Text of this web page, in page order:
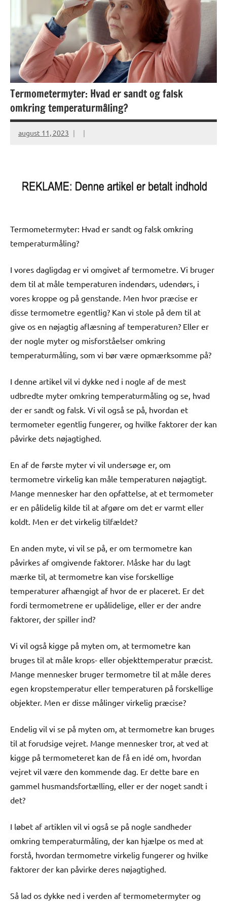
Termometermyter: Hvad er sandt og falsk
omkring temperaturmåling?
august 11, 2023
Termometermyter: Hvad er sandt og falsk omkring
temperaturmåling?
I vores dagligdag er vi omgivet af termometre. Vi bruger
dem til at måle temperaturen indendørs, udendørs, i
vores kroppe og på genstande. Men hvor præcise er
disse termometre egentlig? Kan vi stole på dem til at
give os en nøjagtig aflæsning af temperaturen? Eller er
der nogle myter og misforståelser omkring
temperaturmåling, som vi bør være opmærksomme på?
I denne artikel vil vi dykke ned i nogle af de mest
udbredte myter omkring temperaturmåling og se, hvad
der er sandt og falsk. Vi vil også se på, hvordan et
termometer egentlig fungerer, og hvilke faktorer der kan
påvirke dets nøjagtighed.
En af de første myter vi vil undersøge er, om
termometre virkelig kan måle temperaturen nøjagtigt.
Mange mennesker har den opfattelse, at et termometer
er en pålidelig kilde til at afgøre om det er varmt eller
koldt. Men er det virkelig tilfældet?
En anden myte, vi vil se på, er om termometre kan
påvirkes af omgivende faktorer. Måske har du lagt
mærke til, at termometre kan vise forskellige
temperaturer afhængigt af hvor de er placeret. Er det
fordi termometrene er upålidelige, eller er der andre
faktorer, der spiller ind?
Vi vil også kigge på myten om, at termometre kan
bruges til at måle krops- eller objekttemperatur præcist.
Mange mennesker bruger termometre til at måle deres
egen kropstemperatur eller temperaturen på forskellige
objekter. Men er disse målinger virkelig præcise?
Endelig vil vi se på myten om, at termometre kan bruges
til at forudsige vejret. Mange mennesker tror, at ved at
kigge på termometeret kan de få en idé om, hvordan
vejret vil være den kommende dag. Er dette bare en
gammel husmandsfortælling, eller er der noget sandt i
det?
I løbet af artiklen vil vi også se på nogle sandheder
omkring temperaturmåling, der kan hjælpe os med at
forstå, hvordan termometre virkelig fungerer og hvilke
faktorer der kan påvirke deres nøjagtighed.
Så lad os dykke ned i verden af termometermyter og